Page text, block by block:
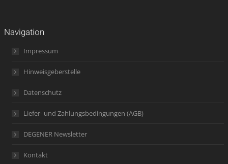
Navigation
Impressum
Hinweisgeberstelle
Datenschutz
Liefer- und Zahlungsbedingungen (AGB)
DEGENER Newsletter
Kontakt